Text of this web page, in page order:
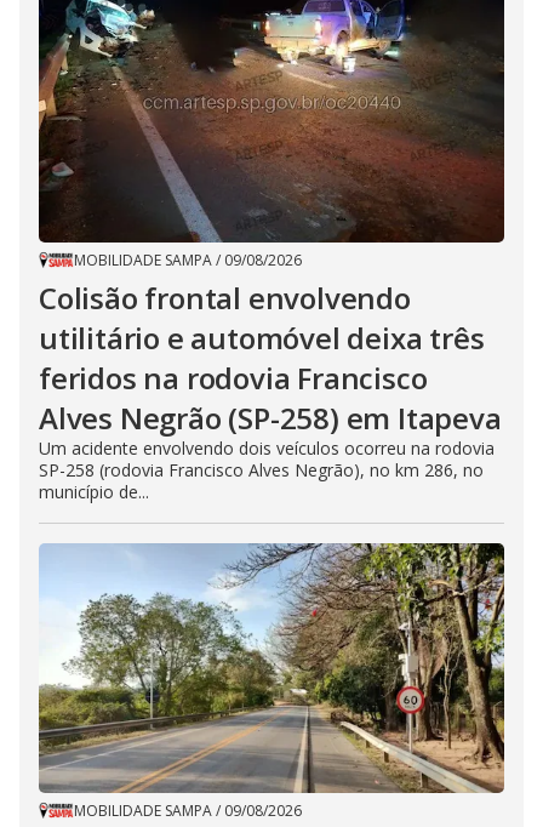
MOBILIDADE SAMPA/ 09/08/2026
Colisão frontal envolvendo
utilitário e automóvel deixa três
feridos na rodovia Francisco
Alves Negrão (SP-258) em Itapeva
Um acidente envolvendo dois veículos ocorreu na rodovia
SP-258 (rodovia Francisco Alves Negrão), no km 286, no
município de...
MOBILIDADE SAMPA/ 09/08/2026